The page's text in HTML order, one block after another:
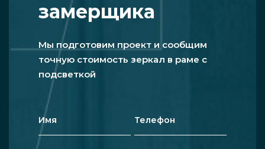
замерщика
Мы подготовим проект и сообщим
точную стоимость зеркал в раме с
подсветкой